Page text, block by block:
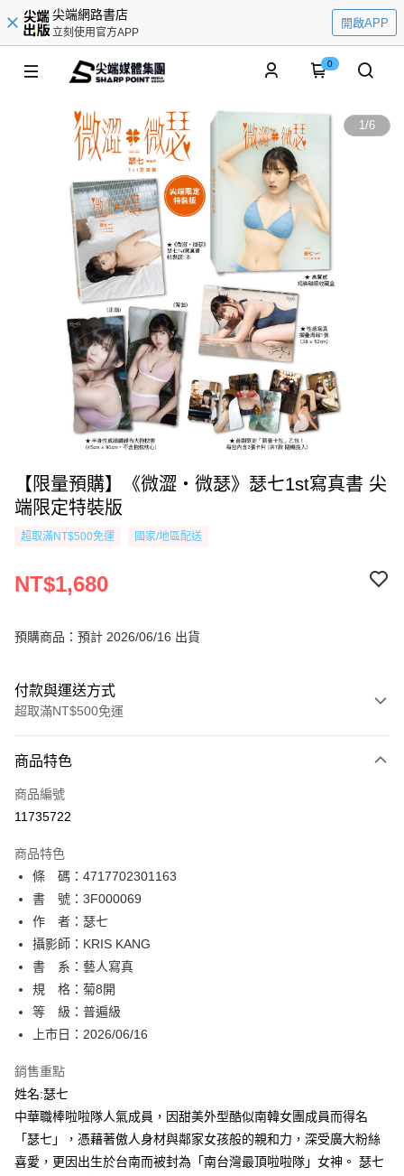
尖端網路書店
立刻使用官方APP
開啟APP
0
1/6
【限量預購】《微澀・微瑟》瑟七1st寫真書 尖
端限定特裝版
超取滿NT$500免運 國家/地區配送
NT$1,680
預購商品：預計 2026/06/16 出貨
付款與運送方式
超取滿NT$500免運
信用卡一次付款
超商取貨付款
運送方式
全家取貨付款
每筆NT$80，滿NT$500(含以上)免運費
付款後全家取貨
每筆NT$80，滿NT$500(含以上)免運費
萊爾富取貨付款
付款後萊爾富取貨
每筆NT$80，滿NT$500(含以上)免運費
7-11取貨付款
每筆NT$80，滿NT$500(含以上)免運費
商品特色
商品編號
11735722
商品特色
條 碼：4717702301163
書 號：3F000069
作 者：瑟七
攝影師：KRIS KANG
書 系：藝人寫真
規 格：菊8開
等 級：普遍級
上市日：2026/06/16
銷售重點
姓名:瑟七
中華職棒啦啦隊人氣成員，因甜美外型酷似南韓女團成員而得名
「瑟七」，憑藉著傲人身材與鄰家女孩般的親和力，深受廣大粉絲
喜愛，更因出生於台南而被封為「南台灣最頂啦啦隊」女神。 瑟七